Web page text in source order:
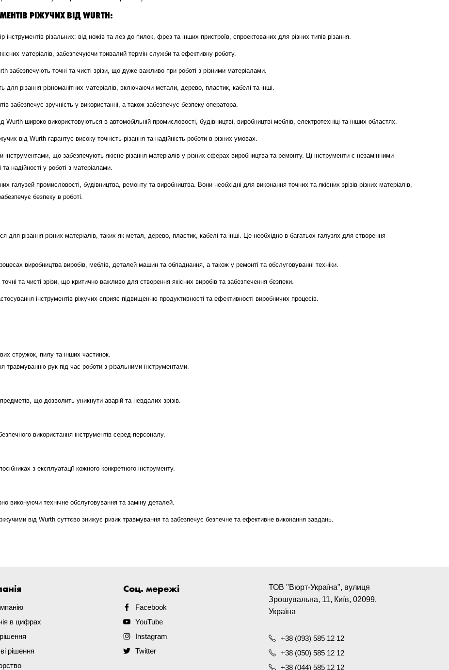
РІЖУЧИХ ВІД WURTH:
інструментів різальних: від ножів та лез до пилок, фрез та інших пристроїв, спроектованих для різних типів різання.
матеріалів, забезпечуючи тривалий термін служби та ефективну роботу.
забезпечують точні та чисті зрізи, що дуже важливо при роботі з різними матеріалами.
для різання різноманітних матеріалів, включаючи метали, дерево, пластик, кабелі та інші.
забезпечує зручність у використанні, а також забезпечує безпеку оператора.
Wurth широко використовуються в автомобільній промисловості, будівництві, виробництві меблів, електротехніці та інших областях.
від Wurth гарантує високу точність різання та надійність роботи в різних умовах.
інструментами, що забезпечують якісне різання матеріалів у різних сферах виробництва та ремонту. Ці інструменти є незамінними
надійності у роботі з матеріалами.
галузей промисловості, будівництва, ремонту та виробництва. Вони необхідні для виконання точних та якісних зрізів різних матеріалів,
безпеку в роботі.
для різання різних матеріалів, таких як метал, дерево, пластик, кабелі та інші. Це необхідно в багатьох галузях для створення
виробництва виробів, меблів, деталей машин та обладнання, а також у ремонті та обслуговуванні техніки.
та чисті зрізи, що критично важливо для створення якісних виробів та забезпечення безпеки.
інструментів ріжучих сприяє підвищенню продуктивності та ефективності виробничих процесів.
стружок, пилу та інших частинок.
травмуванню рук під час роботи з різальними інструментами.
що дозволить уникнути аварій та невдалих зрізів.
використання інструментів серед персоналу.
з експлуатації кожного конкретного інструменту.
виконуючи технічне обслуговування та заміну деталей.
від Wurth суттєво знижує ризик травмування та забезпечує безпечне та ефективне виконання завдань.
в цифрах
рішення
Соц. мережі
Facebook
YouTube
Instagram
Twitter
ТОВ "Вюрт-Україна", вулиця
Зрошувальна, 11, Київ, 02099,
Україна
+38 (093) 585 12 12
+38 (050) 585 12 12
+38 (044) 585 12 12